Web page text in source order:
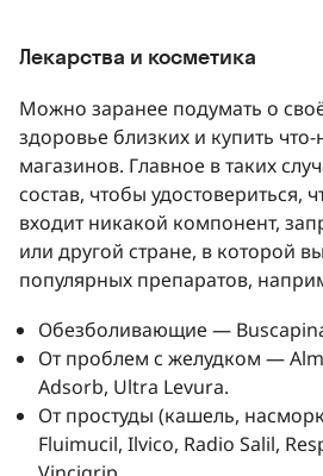
Лекарства и косметика
Можно заранее подумать о
здоровье близких и купить
магазинов. Главное в таких
состав, чтобы удостовериться,
входит никакой компонент,
или другой стране, в которой
популярных препаратов,
Обезболивающие —
От проблем с желудком —
Adsorb, Ultra Levura.
От простуды (кашель,
Fluimucil, Ilvico, Radio Salil,